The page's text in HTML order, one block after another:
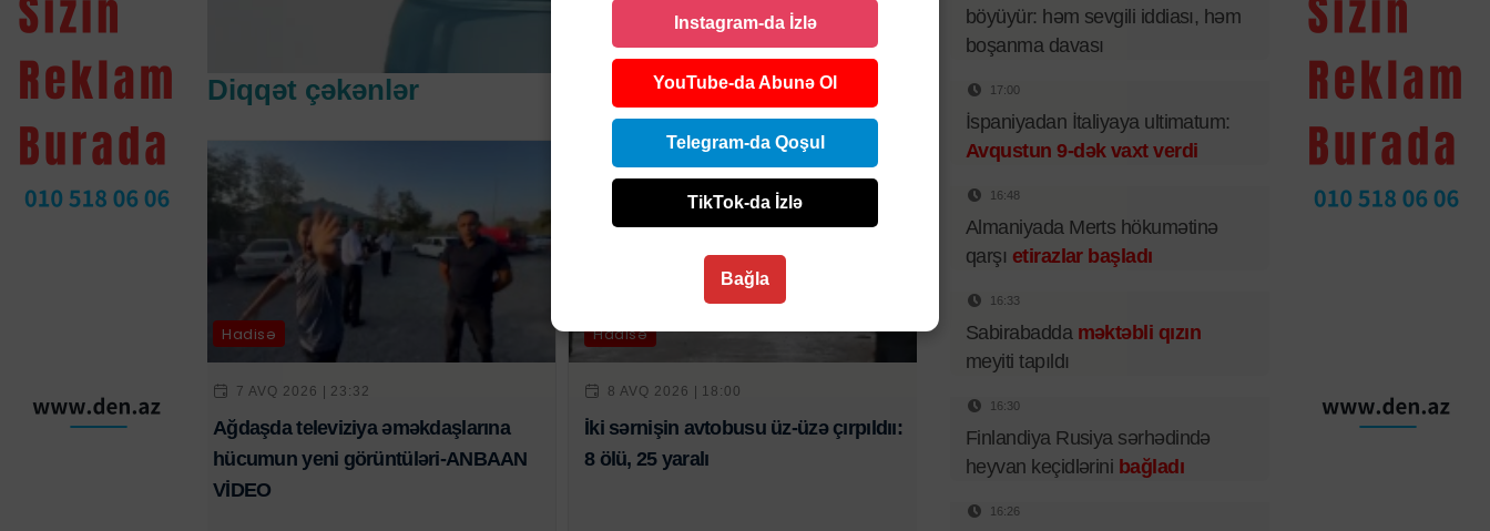
Diqqət çəkənlər
Hadisə
7 AVQ 2026 | 23:32
Ağdaşda televiziya əməkdaşlarına
hücumun yeni görüntüləri-ANBAAN
VİDEO
Hadisə
8 AVQ 2026 | 18:00
İki sərnişin avtobusu üz-üzə çırpıldıı:
8 ölü, 25 yaralı
böyüyür: həm sevgili iddiası, həm
boşanma davası
17:00
İspaniyadan İtaliyaya ultimatum:
Avqustun 9-dək vaxt verdi
16:48
Almaniyada Merts hökumətinə
qarşı etirazlar başladı
16:33
Sabirabadda məktəbli qızın
meyiti tapıldı
16:30
Finlandiya Rusiya sərhədində
heyvan keçidlərini bağladı
16:26
Instagram-da İzlə
YouTube-da Abunə Ol
Telegram-da Qoşul
TikTok-da İzlə
Bağla